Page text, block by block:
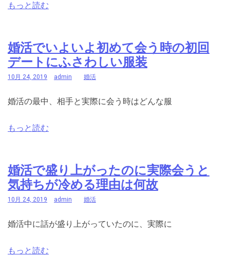
もっと読む
婚活でいよいよ初めて会う時の初回
デートにふさわしい服装
10月 24, 2019 admin 婚活
婚活の最中、相手と実際に会う時はどんな服
もっと読む
婚活で盛り上がったのに実際会うと
気持ちが冷める理由は何故
10月 24, 2019 admin 婚活
婚活中に話が盛り上がっていたのに、実際に
もっと読む